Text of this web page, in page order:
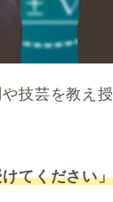
技芸を教え
てください